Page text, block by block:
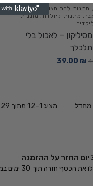
, מתנות לבר מצווה
מתנות
, מתנות ליולדת,מתנות
– לאכול בלי
39.00 ₪
מציג 1–12 מתוך 29 תוצאות
הכסף חזרה תוך 30 ימים במידה ותרצו להחזיר.